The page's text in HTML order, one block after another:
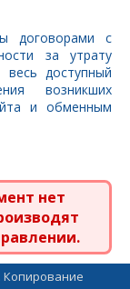
договорами с
за утрату
доступный
возникших
и обменным
нет
. Копирование